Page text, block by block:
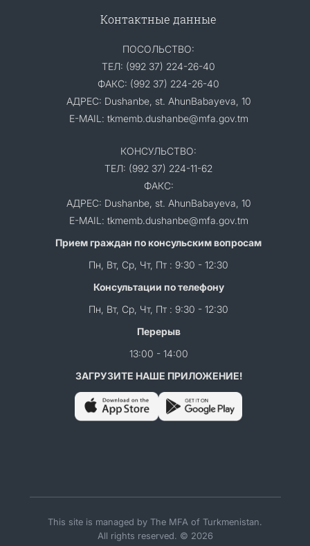
Контактные данные
ПОСОЛЬСТВО:
ТЕЛ: (992 37) 224-26-40
ФАКС: (992 37) 224-26-40
АДРЕС: Dushanbe, st. AhunBabayeva, 10
E-MAIL: tkmemb.dushanbe@mfa.gov.tm
КОНСУЛЬСТВО:
ТЕЛ: (992 37) 224-11-62
ФАКС:
АДРЕС: Dushanbe, st. AhunBabayeva, 10
E-MAIL: tkmemb.dushanbe@mfa.gov.tm
Прием граждан по консульским вопросам
Пн, Вт, Ср, Чт, Пт : 9:30 - 12:30
Консультации по телефону
Пн, Вт, Ср, Чт, Пт : 9:30 - 12:30
Перерыв
13:00 - 14:00
ЗАГРУЗИТЕ НАШЕ ПРИЛОЖЕНИЕ!
This site is managed by The MFA of Turkmenistan.
All rights reserved. © 2026